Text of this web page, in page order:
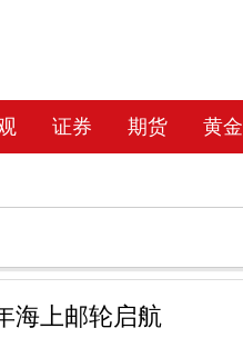
证券 期货 黄金
海上邮轮启航